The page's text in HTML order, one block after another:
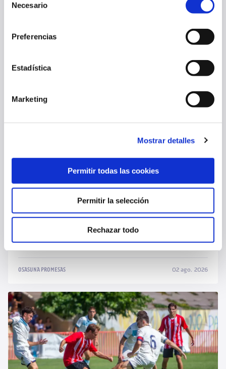
Necesario
Preferencias
Estadística
Marketing
Mostrar detalles
Permitir todas las cookies
Permitir la selección
Rechazar todo
PARTIDO DE PRETEMPORADA (0-1)
MIGUEL AURÍA, CEDIDO AL C. D. MIRANDÉS
OSASUNA PROMESAS 02 ago. 2026